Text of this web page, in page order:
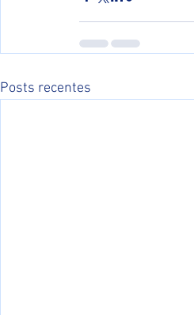
Posts recentes